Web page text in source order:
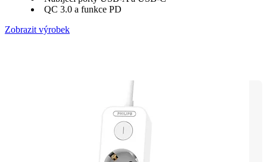
QC 3.0 a funkce PD
Zobrazit výrobek